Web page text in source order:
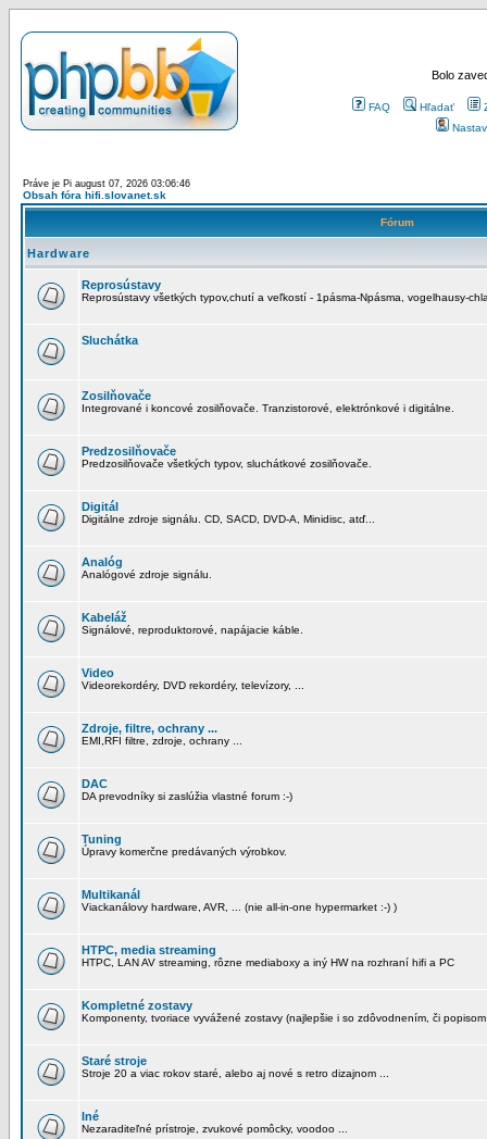
Bolo
FAQ Hľadať
Práve je Pi august 07, 2026 03:06:46
Obsah fóra hifi.slovanet.sk
Fórum
Hardware
Reprosústavy
Reprosústavy všetkých typov,chutí a veľkostí - 1pásma-Npásma, vogelhausy-
Sluchátka
Zosilňovače
Integrované i koncové zosilňovače. Tranzistorové, elektrónkové i digitálne.
Predzosilňovače
Predzosilňovače všetkých typov, sluchátkové zosilňovače.
Digitál
Digitálne zdroje signálu. CD, SACD, DVD-A, Minidisc, atď...
Analóg
Analógové zdroje signálu.
Kabeláž
Signálové, reproduktorové, napájacie káble.
Video
Videorekordéry, DVD rekordéry, televízory, ...
Zdroje, filtre, ochrany ...
EMI,RFI filtre, zdroje, ochrany ...
DAC
DA prevodníky si zaslúžia vlastné forum :-)
Tuning
Úpravy komerčne predávaných výrobkov.
Multikanál
Viackanálovy hardware, AVR, ... (nie all-in-one hypermarket :-) )
HTPC, media streaming
HTPC, LAN AV streaming, rôzne mediaboxy a iný HW na rozhraní hifi a PC
Kompletné zostavy
Komponenty, tvoriace vyvážené zostavy (najlepšie i so zdôvodnením, či
Staré stroje
Stroje 20 a viac rokov staré, alebo aj nové s retro dizajnom ...
Iné
Nezaraditeľné prístroje, zvukové pomôcky, voodoo ...